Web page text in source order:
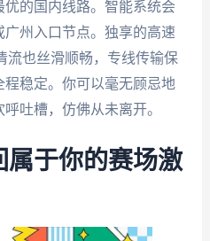
优的国内线路。智能系统会
州入口节点。独享的高速
流也丝滑顺畅，专线传输保
程稳定。你可以毫无顾忌地
吐槽，仿佛从未离开。
属于你的赛场激